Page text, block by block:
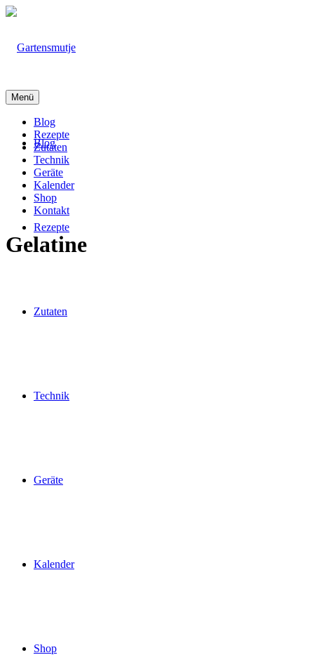
Blog
Rezepte
Zutaten
Technik
Geräte
Kalender
Shop
Menü
Blog
Rezepte
Zutaten
Technik
Geräte
Kalender
Shop
Kontakt
Gelatine